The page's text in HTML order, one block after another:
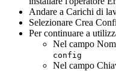
Andare a Carichi di
Selezionare Crea
Per continuare a
Nel campo
config
Nel campo